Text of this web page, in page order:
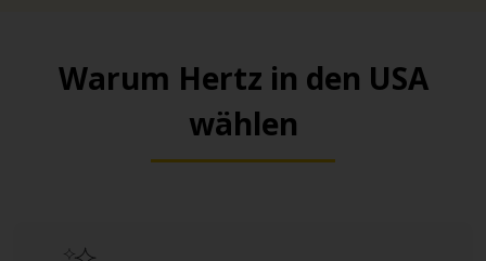
Warum Hertz in den USA
wählen